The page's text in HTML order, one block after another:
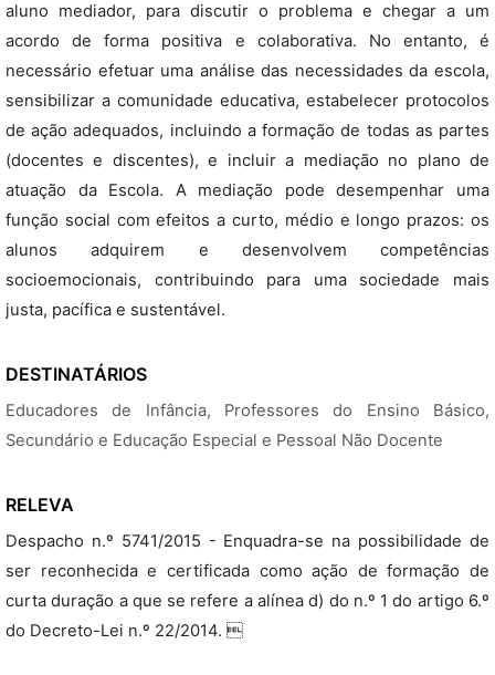
aluno mediador, para discutir o problema e chegar a um
acordo de forma positiva e colaborativa. No entanto, é
necessário efetuar uma análise das necessidades da escola,
sensibilizar a comunidade educativa, estabelecer protocolos
de ação adequados, incluindo a formação de todas as partes
(docentes e discentes), e incluir a mediação no plano de
atuação da Escola. A mediação pode desempenhar uma
função social com efeitos a curto, médio e longo prazos: os
alunos adquirem e desenvolvem competências
socioemocionais, contribuindo para uma sociedade mais
justa, pacífica e sustentável.
DESTINATÁRIOS
Educadores de Infância, Professores do Ensino Básico,
Secundário e Educação Especial e Pessoal Não Docente
RELEVA
Despacho n.º 5741/2015 - Enquadra-se na possibilidade de
ser reconhecida e certificada como ação de formação de
curta duração a que se refere a alínea d) do n.º 1 do artigo 6.º
do Decreto-Lei n.º 22/2014. 